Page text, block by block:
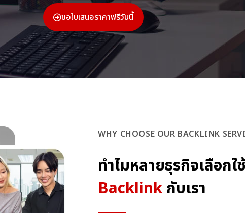
ขอใบเสนอราคาฟรีวันนี้
WHY CHOOSE OUR BACKLINK
ทำไมหลายธุรกิจเลือกใ
Backlinkกับเรา